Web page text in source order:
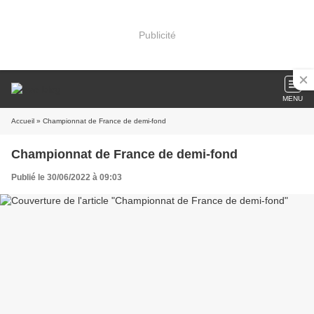
Publicité
MENU
Accueil » Championnat de France de demi-fond
Championnat de France de demi-fond
Publié le 30/06/2022 à 09:03